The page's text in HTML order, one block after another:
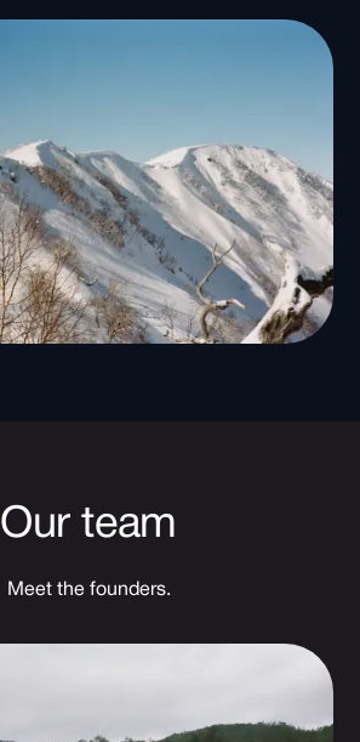
Our team
Meet the founders.